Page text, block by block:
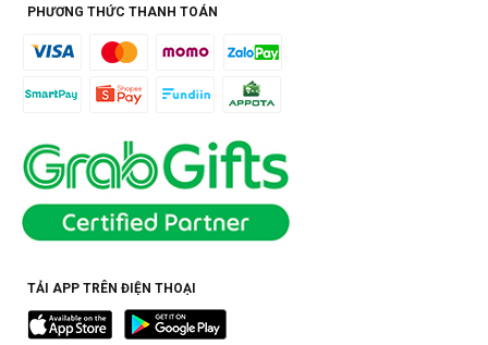
PHƯƠNG THỨC THANH TOÁN
TẢI APP TRÊN ĐIỆN THOẠI